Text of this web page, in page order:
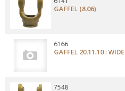
GAFFEL (8.06)
GAFFEL 20.11.10 : WIDE
6166
7548